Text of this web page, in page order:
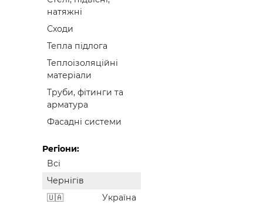
натяжні
Сходи
Тепла підлога
Теплоізоляційні
матеріали
Труби, фітинги та
арматура
Фасадні системи
Регіони:
Всі
Чернігів
Україна